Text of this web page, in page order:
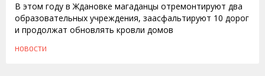
В этом году в Ждановке магаданцы отремонтируют два
образовательных учреждения, заасфальтируют 10 дорог
и продолжат обновлять кровли домов
НОВОСТИ